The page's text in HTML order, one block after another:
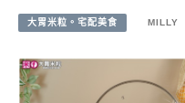
大胃米粒。宅配美食 MILLY